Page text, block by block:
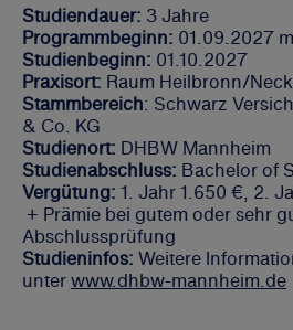
Studiendauer: 3 Jahre
Programmbeginn: 01.09.2027
Studienbeginn: 01.10.2027
Praxisort: Raum Heilbronn/
Stammbereich: Schwarz
& Co. KG
Studienort: DHBW Mannheim
Studienabschluss: Bachelor of
Vergütung: 1. Jahr 1.650 €, 2.
+ Prämie bei gutem oder sehr
Abschlussprüfung
Studieninfos: Weitere
unterwww.dhbw-mannheim.de